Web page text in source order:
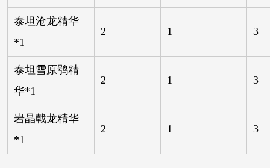
泰坦沧龙精华
*1
2 1 3
泰坦雪原鸮精
华*1
2 1 3
岩晶戟龙精华
*1
2 1 3